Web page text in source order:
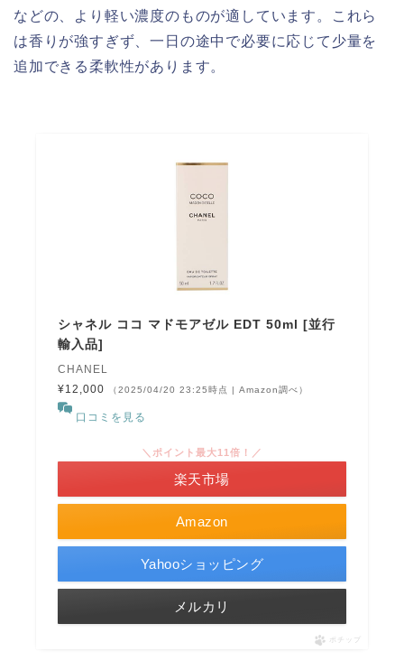
などの、より軽い濃度のものが適しています。これら
は香りが強すぎず、一日の途中で必要に応じて少量を
追加できる柔軟性があります。
シャネル ココ マドモアゼル EDT 50ml [並行
輸入品]
CHANEL
¥12,000
（2025/04/20 23:25時点 | Amazon調べ）
口コミを見る
Amazon
＼ポイント最大11倍！／
楽天市場
Yahooショッピング
メルカリ
ポチップ